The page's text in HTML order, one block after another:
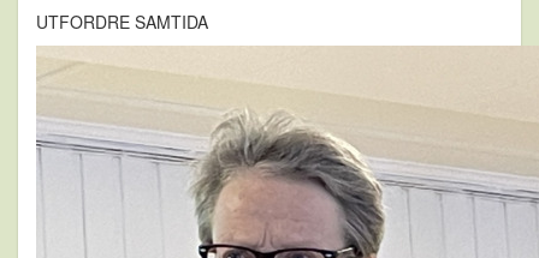
UTFORDRE SAMTIDA